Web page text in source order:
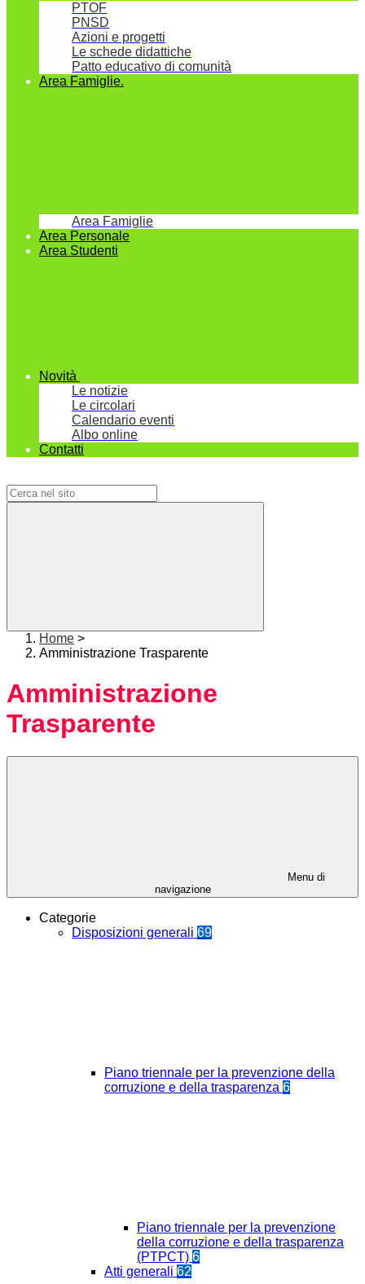
PTOF
PNSD
Azioni e progetti
Le schede didattiche
Patto educativo di comunità
Area Famiglie.
Area Famiglie
Area Personale
Area Studenti
Novità
Le notizie
Le circolari
Calendario eventi
Albo online
Contatti
Home >
Amministrazione Trasparente
Amministrazione
Trasparente
Menu di
navigazione
Categorie
Disposizioni generali 69
Piano triennale per la prevenzione della
corruzione e della trasparenza 6
Piano triennale per la prevenzione
della corruzione e della trasparenza
(PTPCT) 6
Atti generali 62